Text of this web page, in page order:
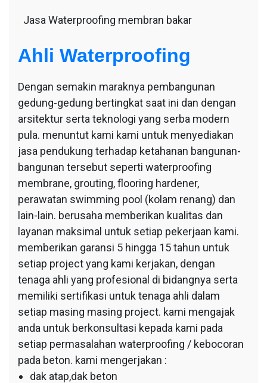
Jasa Waterproofing membran bakar
Ahli Waterproofing
Dengan semakin maraknya pembangunan
gedung-gedung bertingkat saat ini dan dengan
arsitektur serta teknologi yang serba modern
pula. menuntut kami kami untuk menyediakan
jasa pendukung terhadap ketahanan bangunan-
bangunan tersebut seperti waterproofing
membrane, grouting, flooring hardener,
perawatan swimming pool (kolam renang) dan
lain-lain. berusaha memberikan kualitas dan
layanan maksimal untuk setiap pekerjaan kami.
memberikan garansi 5 hingga 15 tahun untuk
setiap project yang kami kerjakan, dengan
tenaga ahli yang profesional di bidangnya serta
memiliki sertifikasi untuk tenaga ahli dalam
setiap masing masing project. kami mengajak
anda untuk berkonsultasi kepada kami pada
setiap permasalahan waterproofing / kebocoran
pada beton. kami mengerjakan :
dak atap,dak beton